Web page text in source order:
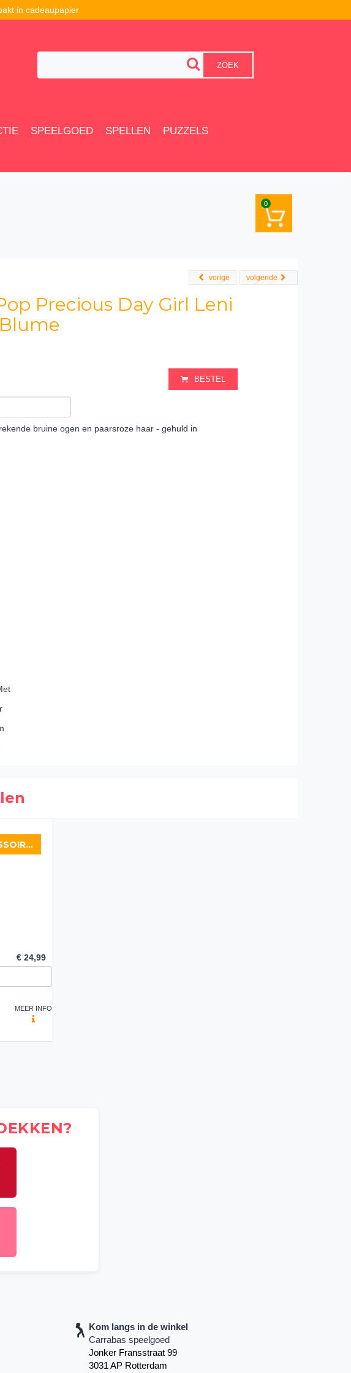
in cadeaupapier
ZOEK
SPEELGOED SPELLEN PUZZELS
0
volgende
vorige
Precious Day Girl Leni
BESTEL
bruine ogen en paarsroze haar - gehuld in
COROLLE BABY'S ETENSTIJD ACCESSOIRESET 6-DELIG (36/42 CM)
€ 24,99
MEER INFO
Kom langs in de winkel
Carrabas speelgoed
Jonker Fransstraat 99
3031 AP Rotterdam